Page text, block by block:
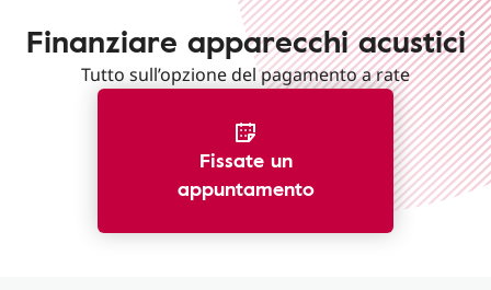
Finanziare apparecchi acustici
Tutto sull’opzione del pagamento a rate
Fissate un
appuntamento